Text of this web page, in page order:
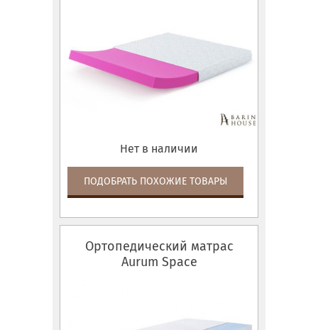
Нет в наличии
ПОДОБРАТЬ ПОХОЖИЕ ТОВАРЫ
Ортопедический матрас
Aurum Space